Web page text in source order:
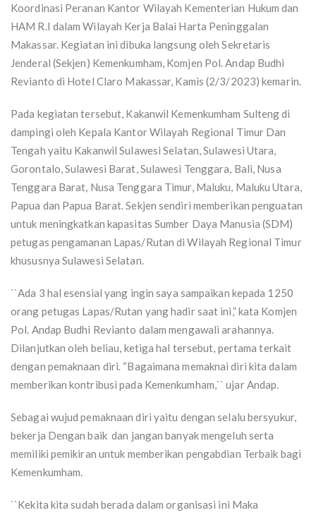
Koordinasi Peranan Kantor Wilayah Kementerian Hukum dan
HAM R.I dalam Wilayah Kerja Balai Harta Peninggalan
Makassar. Kegiatan ini dibuka langsung oleh Sekretaris
Jenderal (Sekjen) Kemenkumham, Komjen Pol. Andap Budhi
Revianto di Hotel Claro Makassar, Kamis (2/3/2023) kemarin.
Pada kegiatan tersebut, Kakanwil Kemenkumham Sulteng di
dampingi oleh Kepala Kantor Wilayah Regional Timur Dan
Tengah yaitu Kakanwil Sulawesi Selatan, Sulawesi Utara,
Gorontalo, Sulawesi Barat, Sulawesi Tenggara, Bali, Nusa
Tenggara Barat, Nusa Tenggara Timur, Maluku, Maluku Utara,
Papua dan Papua Barat. Sekjen sendiri memberikan penguatan
untuk meningkatkan kapasitas Sumber Daya Manusia (SDM)
petugas pengamanan Lapas/Rutan di Wilayah Regional Timur
khususnya Sulawesi Selatan.
``Ada 3 hal esensial yang ingin saya sampaikan kepada 1250
orang petugas Lapas/Rutan yang hadir saat ini,” kata Komjen
Pol. Andap Budhi Revianto dalam mengawali arahannya.
Dilanjutkan oleh beliau, ketiga hal tersebut, pertama terkait
dengan pemaknaan diri. “Bagaimana memaknai diri kita dalam
memberikan kontribusi pada Kemenkumham,`` ujar Andap.
Sebagai wujud pemaknaan diri yaitu dengan selalu bersyukur,
bekerja Dengan baik dan jangan banyak mengeluh serta
memiliki pemikiran untuk memberikan pengabdian Terbaik bagi
Kemenkumham.
``Kekita kita sudah berada dalam organisasi ini Maka